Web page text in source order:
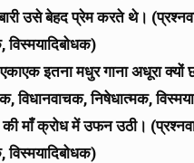
उसे बेहद प्रेम करते थे।
विस्मयादिबोधक)
इतना मधुर गाना अधूरा क्यों
विधानवाचक, निषेधात्मक,
की माँ क्रोध में उफन उठी।
विस्मयादिबोधक)